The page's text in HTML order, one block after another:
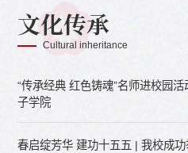
文化传承
Cultural inheritance
“传承经典 红色铸魂”名师进校园
子学院
春启绽芳华 建功十五五 | 我校成功